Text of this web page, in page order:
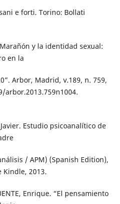
e forti. Torino: Bollati
y la identidad sexual:
en la
Arbor, Madrid, v.189, n. 759,
arbor.2013.759n1004.
Javier. Estudio psicoanalítico de
/ APM) (Spanish Edition),
Kindle, 2013.
Enrique. “El pensamiento